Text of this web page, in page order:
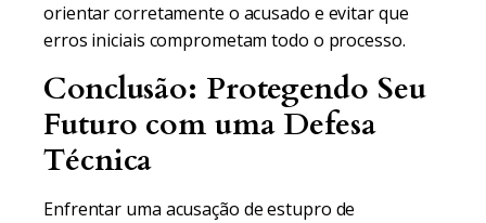
orientar corretamente o acusado e evitar que
erros iniciais comprometam todo o processo.
Conclusão: Protegendo Seu
Futuro com uma Defesa
Técnica
Enfrentar uma acusação de estupro de